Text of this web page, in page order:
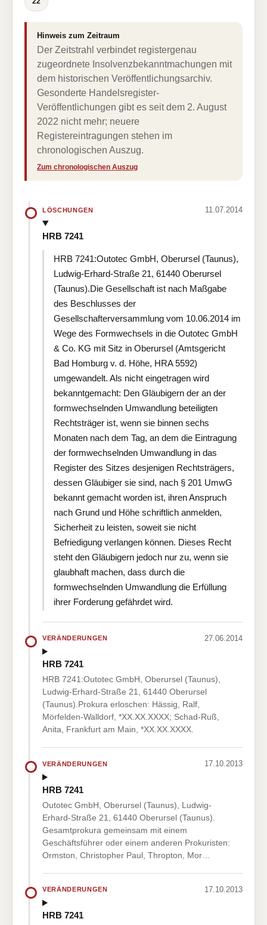
Hinweis zum Zeitraum
Der Zeitstrahl verbindet registergenau
zugeordnete Insolvenzbekanntmachungen mit
dem historischen Veröffentlichungsarchiv.
Gesonderte Handelsregister-
Veröffentlichungen gibt es seit dem 2. August
2022 nicht mehr; neuere
Registereintragungen stehen im
chronologischen Auszug.
Zum chronologischen Auszug
LÖSCHUNGEN 11.07.2014
HRB 7241
HRB 7241:Outotec GmbH, Oberursel (Taunus),
Ludwig-Erhard-Straße 21, 61440 Oberursel
(Taunus).Die Gesellschaft ist nach Maßgabe
des Beschlusses der
Gesellschafterversammlung vom 10.06.2014 im
Wege des Formwechsels in die Outotec GmbH
& Co. KG mit Sitz in Oberursel (Amtsgericht
Bad Homburg v. d. Höhe, HRA 5592)
umgewandelt. Als nicht eingetragen wird
bekanntgemacht: Den Gläubigern der an der
formwechselnden Umwandlung beteiligten
Rechtsträger ist, wenn sie binnen sechs
Monaten nach dem Tag, an dem die Eintragung
der formwechselnden Umwandlung in das
Register des Sitzes desjenigen Rechtsträgers,
dessen Gläubiger sie sind, nach § 201 UmwG
bekannt gemacht worden ist, ihren Anspruch
nach Grund und Höhe schriftlich anmelden,
Sicherheit zu leisten, soweit sie nicht
Befriedigung verlangen können. Dieses Recht
steht den Gläubigern jedoch nur zu, wenn sie
glaubhaft machen, dass durch die
formwechselnden Umwandlung die Erfüllung
ihrer Forderung gefährdet wird.
VERÄNDERUNGEN 27.06.2014
HRB 7241
HRB 7241:Outotec GmbH, Oberursel (Taunus),
Ludwig-Erhard-Straße 21, 61440 Oberursel
(Taunus).Prokura erloschen: Hässig, Ralf,
Mörfelden-Walldorf, *XX.XX.XXXX; Schad-Ruß,
Anita, Frankfurt am Main, *XX.XX.XXXX.
VERÄNDERUNGEN 17.10.2013
HRB 7241
Outotec GmbH, Oberursel (Taunus), Ludwig-
Erhard-Straße 21, 61440 Oberursel (Taunus).
Gesamtprokura gemeinsam mit einem
Geschäftsführer oder einem anderen Prokuristen:
Ormston, Christopher Paul, Thropton, Mor…
VERÄNDERUNGEN 17.10.2013
HRB 7241